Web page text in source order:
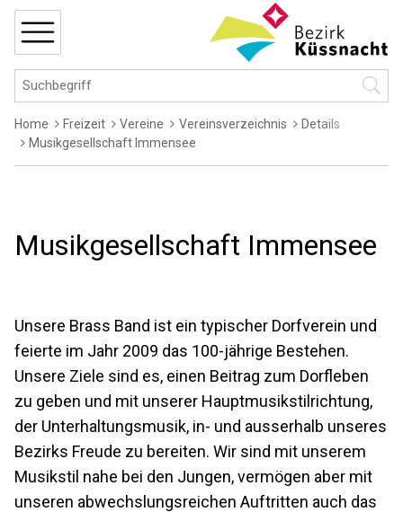
Navigieren in Küssnacht
Schnellnavigation
Hauptnavigation
Suchbegriff
Breadcrumb
Home Freizeit Vereine Vereinsverzeichnis
Details
Musikgesellschaft Immensee
Musikgesellschaft Immensee
Unsere Brass Band ist ein typischer Dorfverein und
feierte im Jahr 2009 das 100-jährige Bestehen.
Unsere Ziele sind es, einen Beitrag zum Dorfleben
zu geben und mit unserer Hauptmusikstilrichtung,
der Unterhaltungsmusik, in- und ausserhalb unseres
Bezirks Freude zu bereiten. Wir sind mit unserem
Musikstil nahe bei den Jungen, vermögen aber mit
unseren abwechslungsreichen Auftritten auch das